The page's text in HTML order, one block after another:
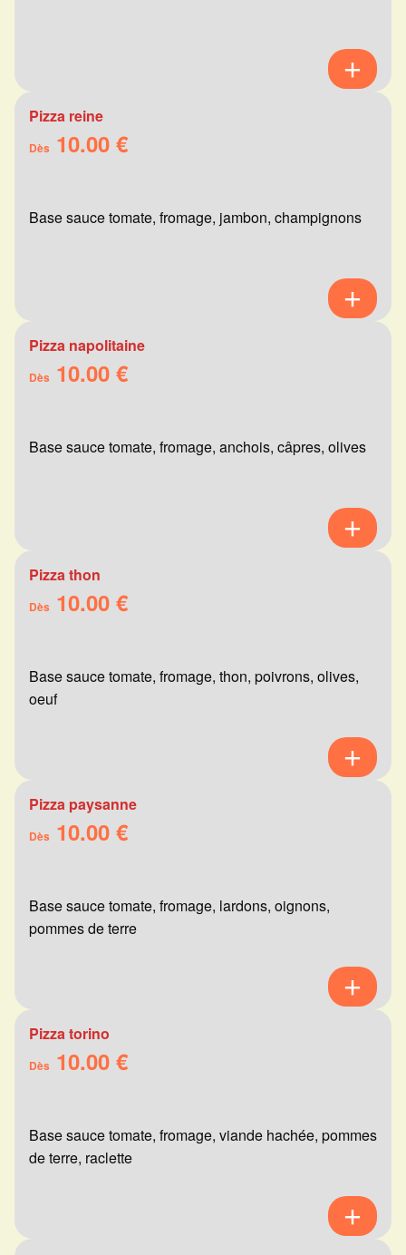
Pizza reine
Dès 10.00 €
Base sauce tomate, fromage, jambon, champignons
Pizza napolitaine
Dès 10.00 €
Base sauce tomate, fromage, anchois, câpres, olives
Pizza thon
Dès 10.00 €
Base sauce tomate, fromage, thon, poivrons, olives,
oeuf
Pizza paysanne
Dès 10.00 €
Base sauce tomate, fromage, lardons, oignons,
pommes de terre
Pizza torino
Dès 10.00 €
Base sauce tomate, fromage, viande hachée, pommes
de terre, raclette